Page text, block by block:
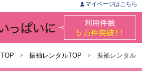
マイページはこちら
振袖レンタルTOP 振袖レンタル